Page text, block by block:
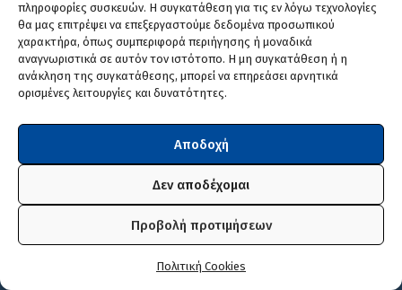
πληροφορίες συσκευών. Η συγκατάθεση για τις εν λόγω τεχνολογίες
θα μας επιτρέψει να επεξεργαστούμε δεδομένα προσωπικού
χαρακτήρα, όπως συμπεριφορά περιήγησης ή μοναδικά
αναγνωριστικά σε αυτόν τον ιστότοπο. Η μη συγκατάθεση ή η
ανάκληση της συγκατάθεσης, μπορεί να επηρεάσει αρνητικά
ορισμένες λειτουργίες και δυνατότητες.
Αποδοχή
Δεν αποδέχομαι
Προβολή προτιμήσεων
Πολιτική Cookies
Ο καιρός στη Φλώρινα
Σφάλμα.
Δείτε αναλυτική πρόγνωση